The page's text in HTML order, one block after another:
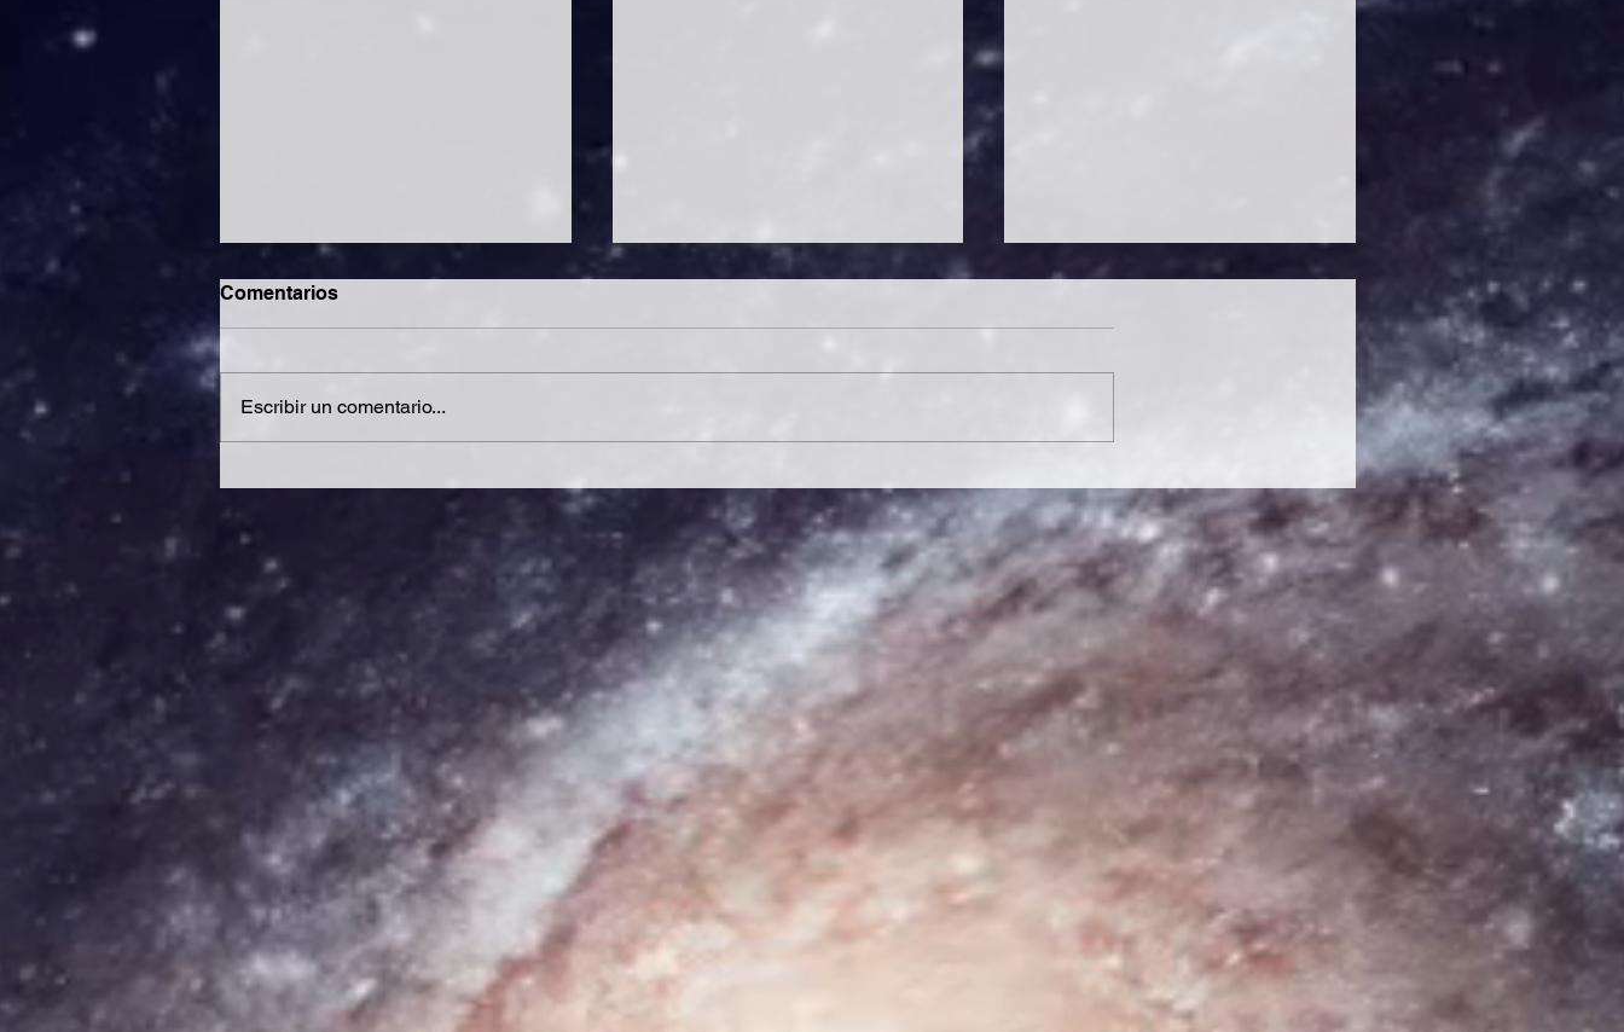
El Legado Astrológico del
Papa Francisco: Un Mapa
Cósmico de Transformación
Psicoastromagia: Tú eres el
cómo del objetivo de otro
El Tiempo Circular: Cómo el
Pasado, Presente y Futuro
se Conectan para
Transformar tu Vida.
Comentarios
Escribir un comentario...